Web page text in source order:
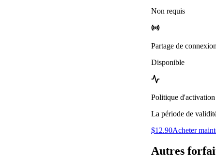
Non requis
Partage de
Disponible
Politique d'activation
La période de
$12.90Acheter
Autres